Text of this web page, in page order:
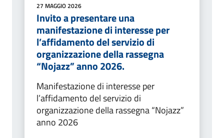
27 MAGGIO 2026
Invito a presentare una
manifestazione di interesse per
l’affidamento del servizio di
organizzazione della rassegna
“Nojazz” anno 2026.
Manifestazione di interesse per
l’affidamento del servizio di
organizzazione della rassegna “Nojazz”
anno 2026